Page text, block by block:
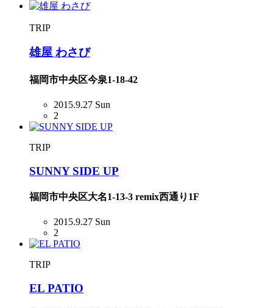
TRIP
雄屋 わさび
福岡市中央区今泉1-18-42
2015.9.27 Sun
2
TRIP
SUNNY SIDE UP
福岡市中央区大名1-13-3 remix西通り1F
2015.9.27 Sun
2
TRIP
EL PATIO